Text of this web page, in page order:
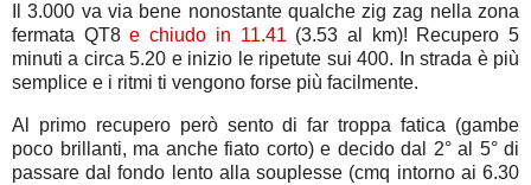
Il 3.000 va via bene nonostante qualche zig zag nella zona
fermata QT8e chiudo in 11.41 (3.53 al km)! Recupero 5
minuti a circa 5.20 e inizio le ripetute sui 400. In strada è più
semplice e i ritmi ti vengono forse più facilmente.
Al primo recupero però sento di far troppa fatica (gambe
poco brillanti, ma anche fiato corto) e decido dal 2° al 5° di
passare dal fondo lento alla souplesse (cmq intorno ai 6.30